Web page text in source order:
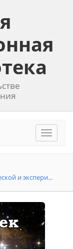
Toggle
и экспери...